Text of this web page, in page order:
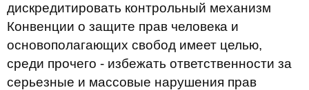
дискредитировать контрольный механизм
Конвенции о защите прав человека и
основополагающих свобод имеет целью,
среди прочего - избежать ответственности за
серьезные и массовые нарушения прав